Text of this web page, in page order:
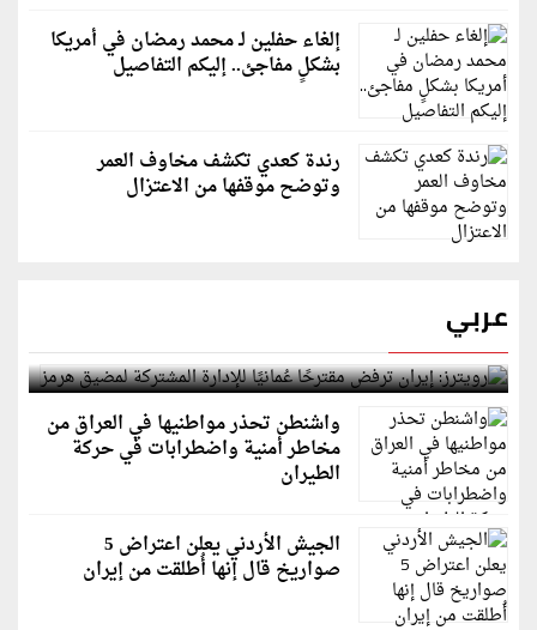
إلغاء حفلين لـ محمد رمضان في أمريكا
بشكلٍ مفاجئ.. إليكم التفاصيل
رندة كعدي تكشف مخاوف العمر
وتوضح موقفها من الاعتزال
عربي
رويترز: إيران ترفض مقترحًا عُمانيًا للإدارة المشتركة
لمضيق هرمز
واشنطن تحذر مواطنيها في العراق من
مخاطر أمنية واضطرابات في حركة
الطيران
الجيش الأردني يعلن اعتراض 5
صواريخ قال إنها أُطلقت من إيران